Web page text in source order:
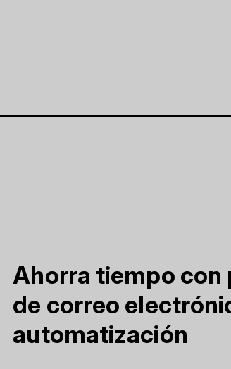
Ahorra tiempo con
de correo
automatización